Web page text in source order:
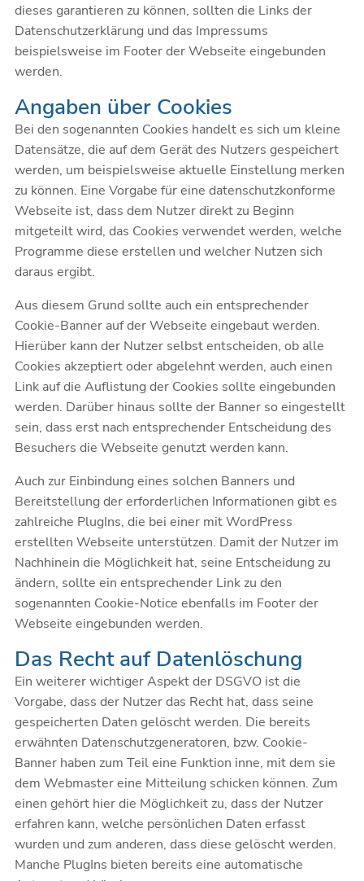
dieses garantieren zu können, sollten die Links der
Datenschutzerklärung und das Impressums
beispielsweise im Footer der Webseite eingebunden
werden.
Angaben über Cookies
Bei den sogenannten Cookies handelt es sich um kleine
Datensätze, die auf dem Gerät des Nutzers gespeichert
werden, um beispielsweise aktuelle Einstellung merken
zu können. Eine Vorgabe für eine datenschutzkonforme
Webseite ist, dass dem Nutzer direkt zu Beginn
mitgeteilt wird, das Cookies verwendet werden, welche
Programme diese erstellen und welcher Nutzen sich
daraus ergibt.
Aus diesem Grund sollte auch ein entsprechender
Cookie-Banner auf der Webseite eingebaut werden.
Hierüber kann der Nutzer selbst entscheiden, ob alle
Cookies akzeptiert oder abgelehnt werden, auch einen
Link auf die Auflistung der Cookies sollte eingebunden
werden. Darüber hinaus sollte der Banner so eingestellt
sein, dass erst nach entsprechender Entscheidung des
Besuchers die Webseite genutzt werden kann.
Auch zur Einbindung eines solchen Banners und
Bereitstellung der erforderlichen Informationen gibt es
zahlreiche PlugIns, die bei einer mit WordPress
erstellten Webseite unterstützen. Damit der Nutzer im
Nachhinein die Möglichkeit hat, seine Entscheidung zu
ändern, sollte ein entsprechender Link zu den
sogenannten Cookie-Notice ebenfalls im Footer der
Webseite eingebunden werden.
Das Recht auf Datenlöschung
Ein weiterer wichtiger Aspekt der DSGVO ist die
Vorgabe, dass der Nutzer das Recht hat, dass seine
gespeicherten Daten gelöscht werden. Die bereits
erwähnten Datenschutzgeneratoren, bzw. Cookie-
Banner haben zum Teil eine Funktion inne, mit dem sie
dem Webmaster eine Mitteilung schicken können. Zum
einen gehört hier die Möglichkeit zu, dass der Nutzer
erfahren kann, welche persönlichen Daten erfasst
wurden und zum anderen, dass diese gelöscht werden.
Manche PlugIns bieten bereits eine automatische